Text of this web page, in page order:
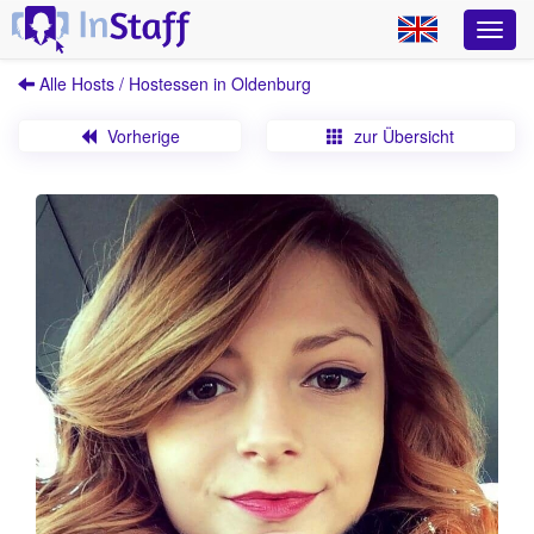
Alle Hosts / Hostessen in Oldenburg
Vorherige zur Übersicht